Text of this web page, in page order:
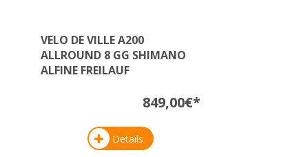
VELO DE VILLE A200
ALLROUND 8 GG SHIMANO
ALFINE FREILAUF
849,00€*
Details